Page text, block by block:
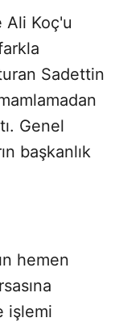
Ali Koç'u
Sadettin
Genel
başkanlık
hemen
işlemi